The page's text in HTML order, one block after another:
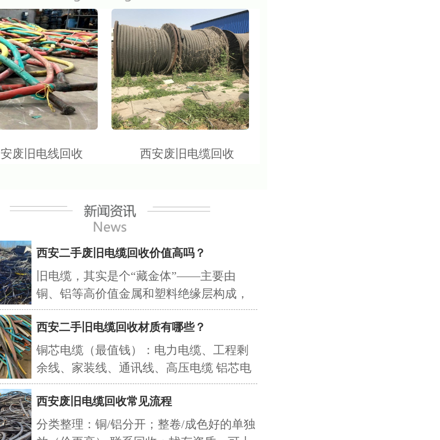
废旧电线回收 西安废旧电缆回收
西安二手废旧电缆回收价值高吗？
旧电缆，其实是个“藏金体”——主要由
铜、铝等高价值金属和塑料绝缘层构成，
正规回收不仅能变现，还能保护环境 。根
据其材质、规格和来源不同，回收价格差
异较大： ?铜芯电缆?：回收主力，价格较
高。例如含铜量68%的240平方毫米高压电
缆，按当前铜价可折算为每公斤60元以
上，整吨处理收益可观 。 ?铝芯电缆?：重
量轻、价格低，适合批量处理，回收价约
8-15元/公斤 。 ?特种电缆?：如阻燃、耐火
西安二手旧电缆回收材质有哪些？
铜芯电缆（最值钱）：电力电缆、工程剩
余线、家装线、通讯线、高压电缆 铝芯电
缆：架空线、钢芯铝绞线、低压动力缆 其
他：矿物质电缆、阻燃/耐火电缆、光伏电
缆、网线/光缆 . . .【详情】
西安废旧电缆回收常见流程
分类整理：铜/铝分开；整卷/成色好的单独